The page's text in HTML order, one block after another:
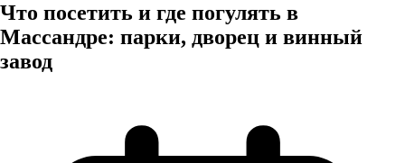
Что посетить и где погулять в
Массандре: парки, дворец и винный
завод